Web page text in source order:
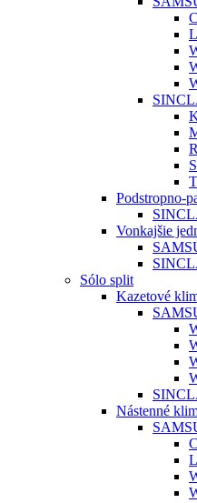
Podstropno-
Vonkajšie
Sólo split
Kazetové
Nástenné